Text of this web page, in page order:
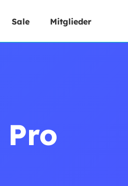
Sale Mitglieder